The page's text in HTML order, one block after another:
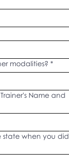
modalities? *
Name and
state when you did